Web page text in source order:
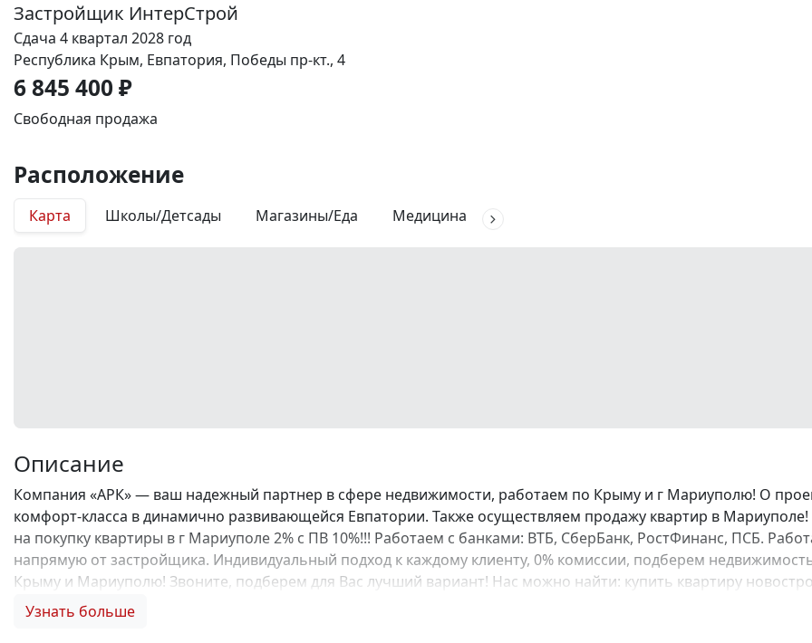
Застройщик ИнтерСтрой
Сдача 4 квартал 2028 год
Республика Крым, Евпатория, Победы пр-кт., 4
6 845 400 ₽
Свободная продажа
Расположение
Карта Школы/Детсады Магазины/Еда Медицина
Описание
Компания «АРК» — ваш надежный партнер в сфере недвижимости, работаем по Крыму и г Мариуполю! О
комфорт-класса в динамично развивающейся Евпатории. Также осуществляем продажу квартир в
на покупку квартиры в г Мариуполе 2% с ПВ 10%!!! Работаем с банками: ВТБ, СберБанк, РостФинанс, ПСБ.
напрямую от застройщика. Индивидуальный подход к каждому клиенту, 0% комиссии, подберем
Крыму и Мариуполю! Звоните, подберем для Вас лучший вариант! Нас можно найти: купить квартиру
семейную ипотеку, купить квартиру по льготной ипотеке, купить квартиру в рассрочку, купить квартиру у
Узнать больше